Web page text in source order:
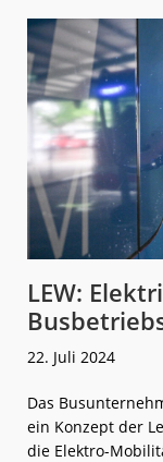
LEW:
22. Juli 2024
Das
ein Konzept der
die Elektro-